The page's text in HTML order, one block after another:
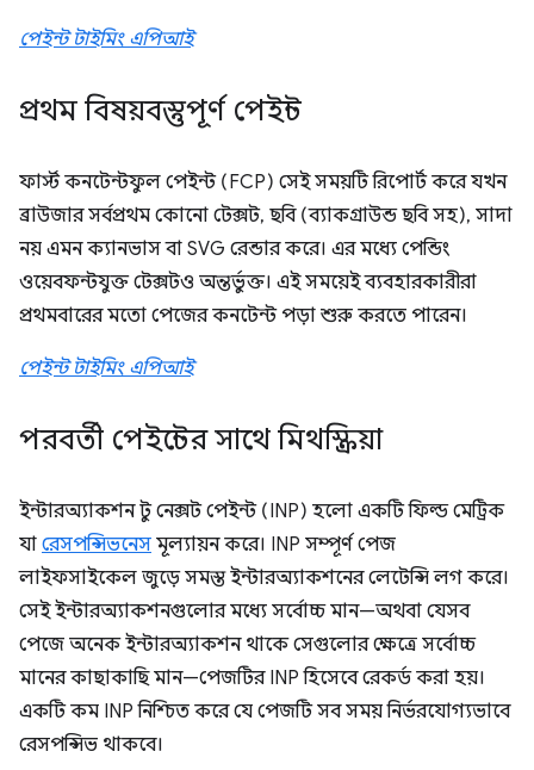
পেইন্ট টাইমিং এপিআই
প্রথম বিষয়বস্তুপূর্ণ পেইন্ট
ফার্স্ট কনটেন্টফুল পেইন্ট (FCP) সেই সময়টি রিপোর্ট করে যখন
ব্রাউজার সর্বপ্রথম কোনো টেক্সট, ছবি (ব্যাকগ্রাউন্ড ছবি সহ), সাদা
নয় এমন ক্যানভাস বা SVG রেন্ডার করে। এর মধ্যে পেন্ডিং
ওয়েবফন্টযুক্ত টেক্সটও অন্তর্ভুক্ত। এই সময়েই ব্যবহারকারীরা
প্রথমবারের মতো পেজের কনটেন্ট পড়া শুরু করতে পারেন।
পেইন্ট টাইমিং এপিআই
পরবর্তী পেইন্টের সাথে মিথস্ক্রিয়া
ইন্টারঅ্যাকশন টু নেক্সট পেইন্ট (INP) হলো একটি ফিল্ড মেট্রিক
যা রেসপন্সিভনেস মূল্যায়ন করে। INP সম্পূর্ণ পেজ
লাইফসাইকেল জুড়ে সমস্ত ইন্টারঅ্যাকশনের লেটেন্সি লগ করে।
সেই ইন্টারঅ্যাকশনগুলোর মধ্যে সর্বোচ্চ মান—অথবা যেসব
পেজে অনেক ইন্টারঅ্যাকশন থাকে সেগুলোর ক্ষেত্রে সর্বোচ্চ
মানের কাছাকাছি মান—পেজটির INP হিসেবে রেকর্ড করা হয়।
একটি কম INP নিশ্চিত করে যে পেজটি সব সময় নির্ভরযোগ্যভাবে
রেসপন্সিভ থাকবে।